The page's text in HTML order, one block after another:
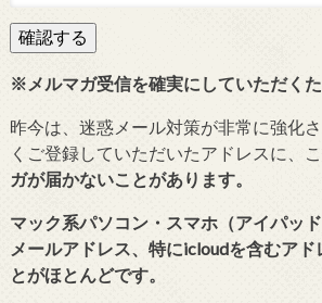
※メルマガ受信を確実にしていただく
昨今は、迷惑メール対策が非常に強化
くご登録していただいたアドレスに、
ガが届かないことがあります。
マック系パソコン・スマホ（アイパッ
メールアドレス、特にicloudを含むアド
とがほとんどです。